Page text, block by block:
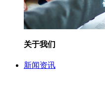
关于我们
新闻资讯